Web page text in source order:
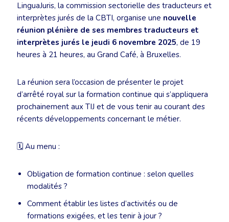
LinguaJuris, la commission sectorielle des traducteurs et
interprètes jurés de la CBTI, organise une nouvelle
réunion plénière de ses membres traducteurs et
interprètes jurés le jeudi 6 novembre 2025, de 19
heures à 21 heures, au Grand Café, à Bruxelles.
La réunion sera l’occasion de présenter le projet
d’arrêté royal sur la formation continue qui s’appliquera
prochainement aux TIJ et de vous tenir au courant des
récents développements concernant le métier.
🗓️ Au menu :
Obligation de formation continue : selon quelles
modalités ?
Comment établir les listes d’activités ou de
formations exigées, et les tenir à jour ?